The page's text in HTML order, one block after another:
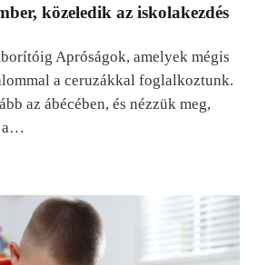
közeledik az iskolakezdés
Apróságok, amelyek mégis
a ceruzákkal foglalkoztunk.
az ábécében, és nézzük meg,
a…